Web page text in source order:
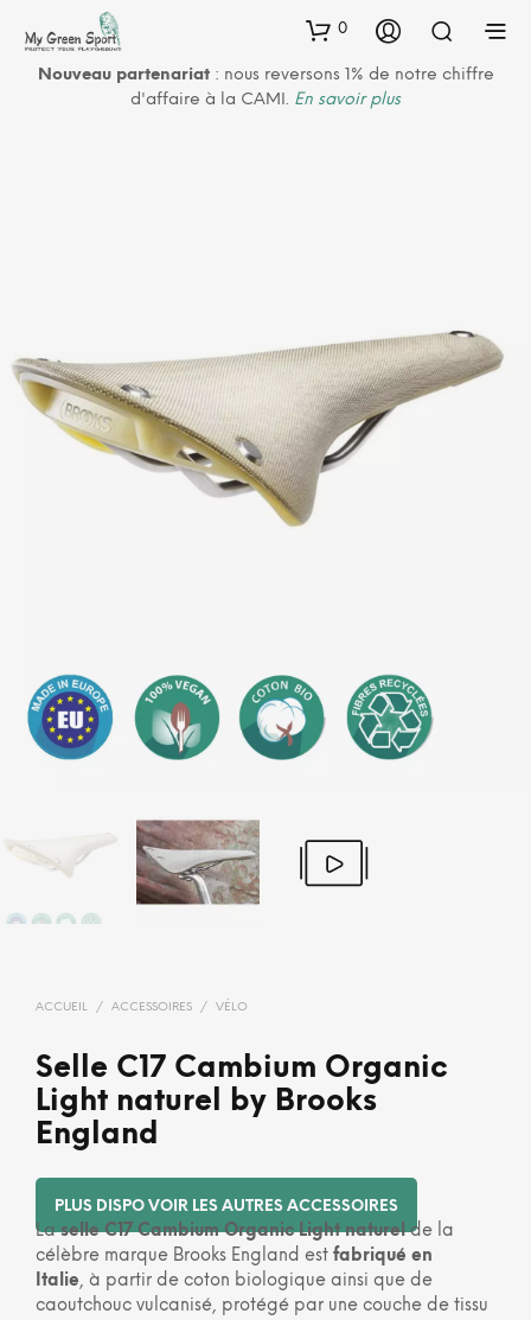
0
Nouveau partenariat: nous reversons 1% de notre chiffre
d'affaire à la CAMI. En savoir plus
ACCUEIL / ACCESSOIRES / VÉLO
Selle C17 Cambium Organic
Light naturel by Brooks
England
PLUS DISPO VOIR LES AUTRES ACCESSOIRES
Laselle C17 Cambium Organic Light naturelde la
célèbre marque Brooks England est fabriqué en
Italie, à partir de coton biologique ainsi que de
caoutchouc vulcanisé, protégé par une couche de tissu